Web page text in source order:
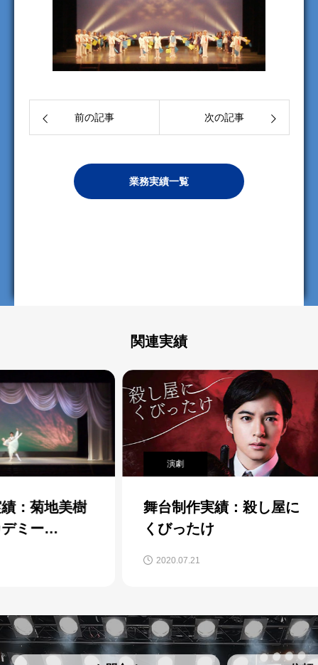
前の記事 次の記事
業務実績一覧
関連実績
演劇
舞台制作実績：殺し屋に
くびったけ
舞